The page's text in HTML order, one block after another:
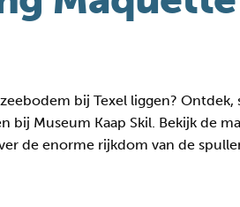
bij Texel liggen?
Museum Kaap Skil. Bekijk de
de enorme rijkdom van de